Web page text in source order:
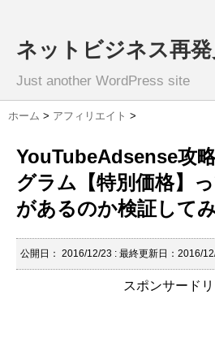
ネットビジネス再
Just another WordPress site
ホーム > アフィリエイト >
YouTubeAdsense攻
グラム【特別価格】
があるのか検証してみ
公開日： 2016/12/23 : 最終更新日：2016/
スポンサード